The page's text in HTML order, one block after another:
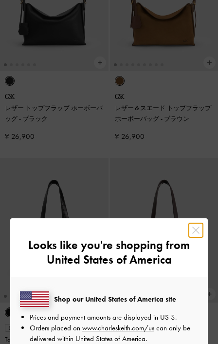
レザー トップフラップ ホーボーバ
ッグ- ブラック
¥ 26,900
レザー＆スエード トップフラップ
ホーボーバッグ- ブラウン
¥ 26,900
新着
Tatiana タチアナ スタッズ ショル
新着
Tatiana タチアナ スタッズ ショル
Looks like you're shopping from
United States of America
Shop our United States of America site
Prices and payment amounts are displayed in US $.
Orders placed on www.charleskeith.com/us can only be
delivered within United States of America.